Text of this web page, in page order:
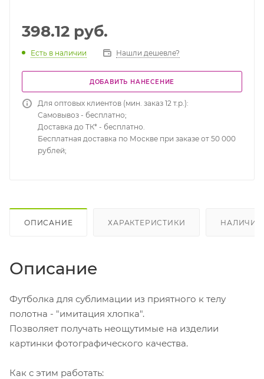
398.12 руб.
Есть в наличии Нашли дешевле?
ДОБАВИТЬ НАНЕСЕНИЕ
Для оптовых клиентов (мин. заказ 12 т.р.):
Самовывоз - бесплатно;
Доставка до ТК* - бесплатно.
Бесплатная доставка по Москве при заказе от 50 000
рублей;
ОПИСАНИЕ ХАРАКТЕРИСТИКИ НАЛИЧИЕ
Описание
Футболка для сублимации из приятного к телу
полотна - "имитация хлопка".
Позволяет получать неощутимые на изделии
картинки фотографического качества.
Как с этим работать: